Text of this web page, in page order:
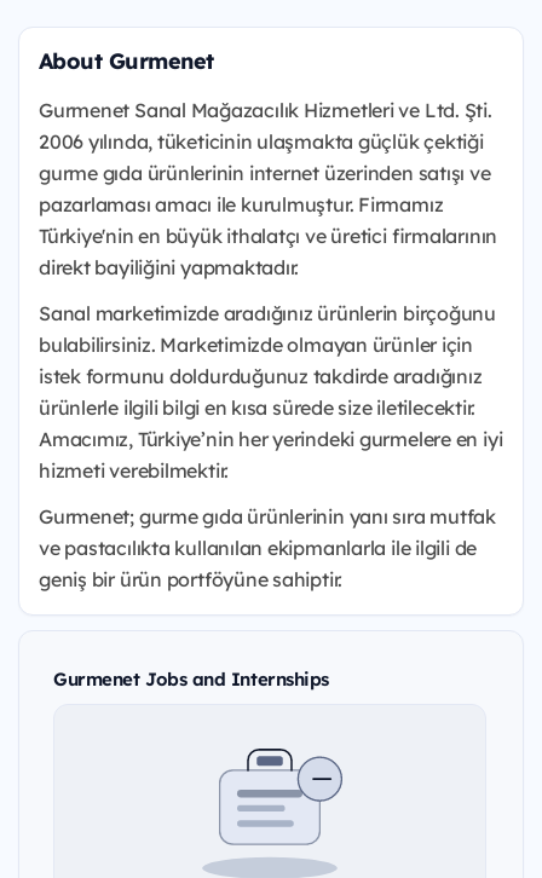
About Gurmenet
Gurmenet Sanal Mağazacılık Hizmetleri ve Ltd. Şti.
2006 yılında, tüketicinin ulaşmakta güçlük çektiği
gurme gıda ürünlerinin internet üzerinden satışı ve
pazarlaması amacı ile kurulmuştur. Firmamız
Türkiye'nin en büyük ithalatçı ve üretici firmalarının
direkt bayiliğini yapmaktadır.
Sanal marketimizde aradığınız ürünlerin birçoğunu
bulabilirsiniz. Marketimizde olmayan ürünler için
istek formunu doldurduğunuz takdirde aradığınız
ürünlerle ilgili bilgi en kısa sürede size iletilecektir.
Amacımız, Türkiye’nin her yerindeki gurmelere en iyi
hizmeti verebilmektir.
Gurmenet; gurme gıda ürünlerinin yanı sıra mutfak
ve pastacılıkta kullanılan ekipmanlarla ile ilgili de
geniş bir ürün portföyüne sahiptir.
Gurmenet Jobs and Internships